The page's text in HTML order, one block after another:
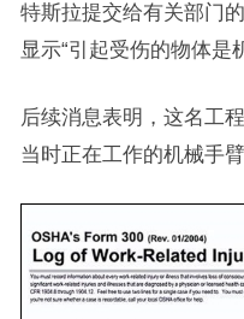
特斯拉提交给有关部门
显示“引起受伤的物体是
后续消息表明，这名工
当时正在工作的机械手